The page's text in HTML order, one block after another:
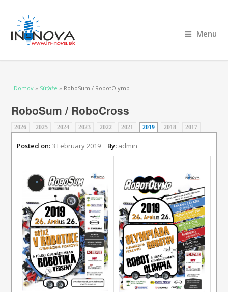
Menu
Nachádzate sa tu
Domov » Súťaže » RoboSum / RobotOlymp
RoboSum / RoboCross
2026 2025 2024 2023 2022 2021 2019 (aktívna karta)
2018 2017
Posted on:3 February 2019 By: admin